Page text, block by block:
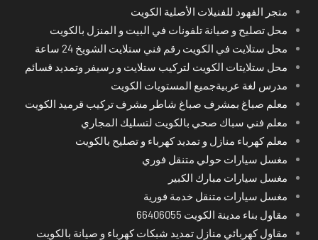
متجر الفهود للفنيلات الأصلية الكويت
محل تصليح و صيانة تلفونات في البيت و المنزل بالكويت
محل ستلايت في الكويت رقم فني ستلايت الشويخ 24 ساعة
محل ستلايتات الكويت لتركيب ستلايت و رسيفر وتمديد قسائم
مدرس لغة عربيةجميع المستويات الكويت
معلم صباغ بمشرف صباغ شاطر مشرف تركيب قرميد الكويت
معلم فني سباك صحي بالكويت لتسليك المجاري
معلم كهرباء منازل و تمديد كهرباء و تصليح بالكويت
مغسل سيارات حولي متنقل فوري
مغسل سيارات مبارك الكبير
مغسل سيارات متنقل خدمة فورية
مقاول بناء مدينة الكويت 66406055
مقاول كهربائي منازل تمديد شبكات كهرباء و صيانة بالكويت